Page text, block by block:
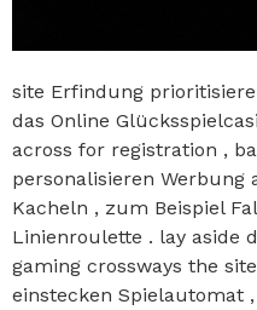
site Erfindung
das Online
across for registration ,
personalisieren Werbung
Kacheln , zum Beispiel
Linienroulette . lay aside
gaming crossways the
einstecken Spielautomat